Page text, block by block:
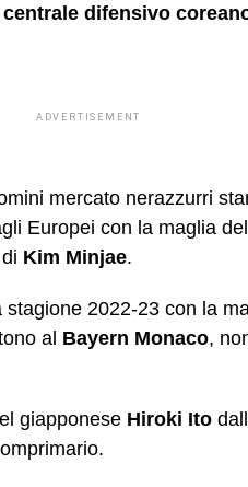
difensivo
ADVERTISEMENT
mercato nerazzurri
Europei con la maglia
Kim Minjae.
2022-23 con la
al Bayern Monaco,
giapponese Hiroki Ito